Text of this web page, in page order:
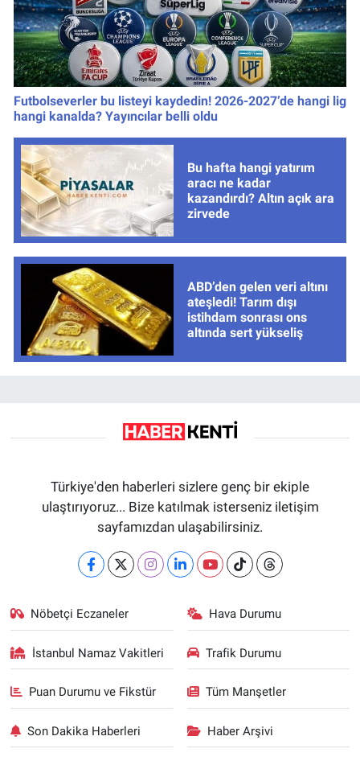
Futbolseverler bu listeyi kaydedin! 2026-2027’de hangi lig
hangi kanalda? Yayıncılar belli oldu
Bu hafta hangi yatırım
aracı ne kadar
kazandırdı? Altın açık ara
zirvede
ABD’den gelen veri altını
ateşledi! Tarım dışı
istihdam sonrası ons
altında sert yükseliş
Türkiye'den haberleri sizlere genç bir ekiple
ulaştırıyoruz... Bize katılmak isterseniz iletişim
sayfamızdan ulaşabilirsiniz.
Nöbetçi Eczaneler Hava Durumu
İstanbul Namaz Vakitleri Trafik Durumu
Puan Durumu ve Fikstür Tüm Manşetler
Son Dakika Haberleri Haber Arşivi